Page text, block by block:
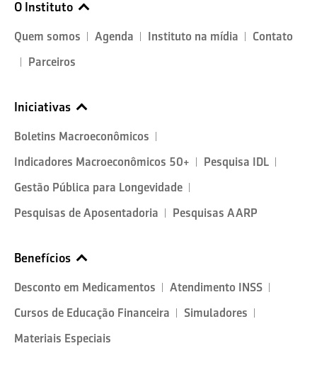
O Instituto
Quem somos Agenda Instituto na mídia
Contato
Parceiros
Iniciativas
Boletins Macroeconômicos
Indicadores Macroeconômicos 50+
Pesquisa IDL
Gestão Pública para Longevidade
Pesquisas de Aposentadoria
Pesquisas AARP
Benefícios
Desconto em Medicamentos
Atendimento INSS
Cursos de Educação Financeira
Simuladores
Materiais Especiais